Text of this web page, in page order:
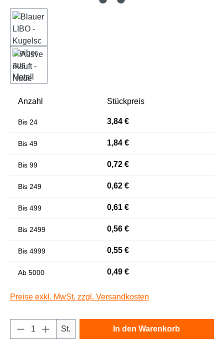
Anzahl Stückpreis
Bis 24 3,84 €
Bis 49 1,84 €
Bis 99 0,72 €
Bis 249 0,62 €
Bis 499 0,61 €
Bis 2499 0,56 €
Bis 4999 0,55 €
Ab 5000 0,49 €
Preise exkl. MwSt. zzgl. Versandkosten
Produkt Anzahl: Gib den gewünschten
St. In den Warenkorb
Farben invertieren
Niedrige Sättigung